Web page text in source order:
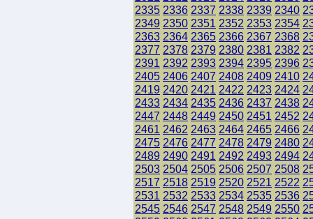
2335 2336 2337 2338 2339 2340
2349 2350 2351 2352 2353 2354
2363 2364 2365 2366 2367 2368
2377 2378 2379 2380 2381 2382
2391 2392 2393 2394 2395 2396
2405 2406 2407 2408 2409 2410
2419 2420 2421 2422 2423 2424
2433 2434 2435 2436 2437 2438
2447 2448 2449 2450 2451 2452
2461 2462 2463 2464 2465 2466
2475 2476 2477 2478 2479 2480
2489 2490 2491 2492 2493 2494
2503 2504 2505 2506 2507 2508
2517 2518 2519 2520 2521 2522
2531 2532 2533 2534 2535 2536
2545 2546 2547 2548 2549 2550